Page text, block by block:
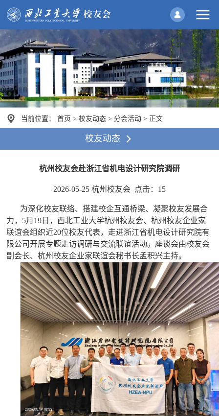
当前位置： 首页 >校友动态 >分会活动 > 正文
校友动态
杭州校友会赴浙江省机电设计研究院调研
2026-05-25 杭州校友会 点击： 15
为深化校友联络、搭建校企互通桥梁、凝聚校友发展合
力，5月19日，西北工业大学杭州校友会、杭州校友企业家
联谊会组织近20位校友代表，走进浙江省机电设计研究院有
限公司开展专题走访调研与交流联谊活动。座谈会由校友会
副会长、杭州校友企业家联谊会秘书长孟积兴主持。